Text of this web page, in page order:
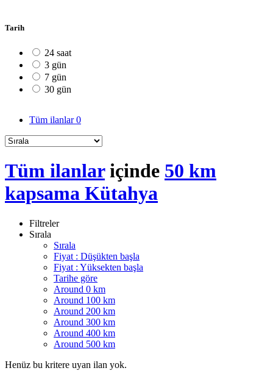
Tarih
24 saat
3 gün
7 gün
30 gün
Tüm ilanlar0
Tüm ilanlariçinde 50 km
kapsama Kütahya
Filtreler
Sırala
Sırala
Fiyat : Düşükten başla
Fiyat : Yüksekten başla
Tarihe göre
Around 0 km
Around 100 km
Around 200 km
Around 300 km
Around 400 km
Around 500 km
Henüz bu kritere uyan ilan yok.